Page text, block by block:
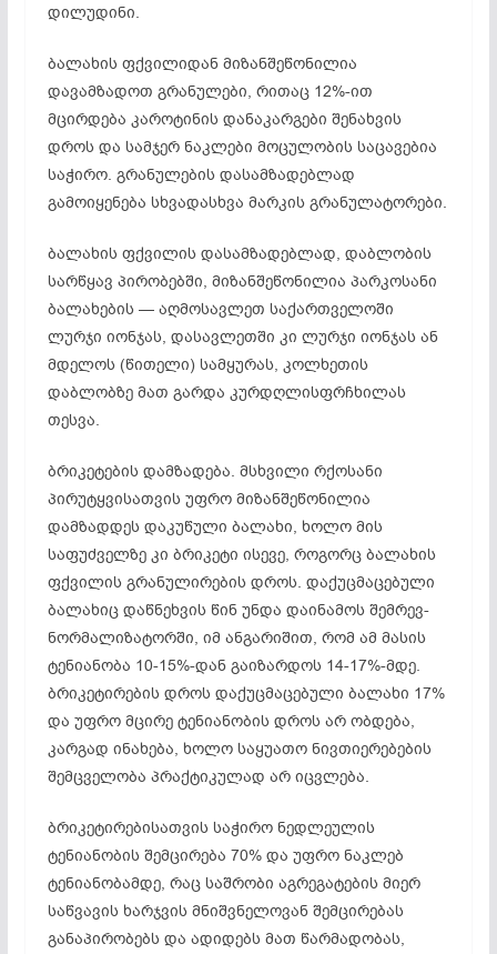
დილუდინი.
ბალახის ფქვილიდან მიზანშეწონილია
დავამზადოთ გრანულები, რითაც 12%-ით
მცირდება კაროტინის დანაკარგები შენახვის
დროს და სამჯერ ნაკლები მოცულობის საცავებია
საჭირო. გრანულების დასამზადებლად
გამოიყენება სხვადასხვა მარკის გრანულატორები.
ბალახის ფქვილის დასამზადებლად, დაბლობის
სარწყავ პირობებში, მიზანშეწონილია პარკოსანი
ბალახების — აღმოსავლეთ საქართველოში
ლურჯი იონჯას, დასავლეთში კი ლურჯი იონჯას ან
მდელოს (წითელი) სამყურას, კოლხეთის
დაბლობზე მათ გარდა კურდღლისფრჩხილას
თესვა.
ბრიკეტების დამზადება. მსხვილი რქოსანი
პირუტყვისათვის უფრო მიზანშეწონილია
დამზადდეს დაკუწული ბალახი, ხოლო მის
საფუძველზე კი ბრიკეტი ისევე, როგორც ბალახის
ფქვილის გრანულირების დროს. დაქუცმაცებული
ბალახიც დაწნეხვის წინ უნდა დაინამოს შემრევ-
ნორმალიზატორში, იმ ანგარიშით, რომ ამ მასის
ტენიანობა 10-15%-დან გაიზარდოს 14-17%-მდე.
ბრიკეტირების დროს დაქუცმაცებული ბალახი 17%
და უფრო მცირე ტენიანობის დროს არ ობდება,
კარგად ინახება, ხოლო საყუათო ნივთიერებების
შემცველობა პრაქტიკულად არ იცვლება.
ბრიკეტირებისათვის საჭირო ნედლეულის
ტენიანობის შემცირება 70% და უფრო ნაკლებ
ტენიანობამდე, რაც საშრობი აგრეგატების მიერ
საწვავის ხარჯვის მნიშვნელოვან შემცირებას
განაპირობებს და ადიდებს მათ წარმადობას,